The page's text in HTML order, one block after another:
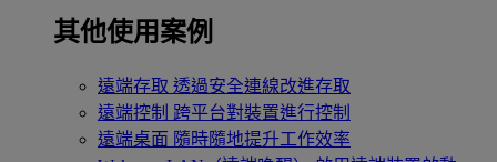
其他使用案例
遠端存取 透過安全連線改進存取
遠端控制 跨平台對裝置進行控制
遠端桌面 隨時隨地提升工作效率